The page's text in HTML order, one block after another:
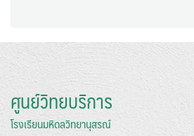
ศูนย์วิทยบริการ
โรงเรียนมหิดลวิทยานุสรณ์